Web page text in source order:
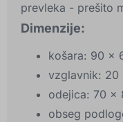
prevleka - prešito
Dimenzije:
košara: 90 x
vzglavnik: 20
odejica: 70 x
obseg